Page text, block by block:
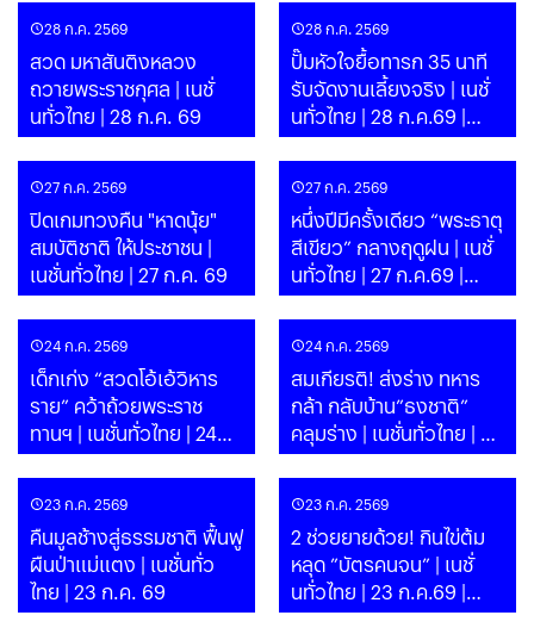
28 ก.ค. 2569
สวด มหาสันติงหลวง
ถวายพระราชกุศล | เนชั่
นทั่วไทย | 28 ก.ค. 69
28 ก.ค. 2569
ปั๊มหัวใจยื้อทารก 35 นาที
รับจัดงานเลี้ยงจริง | เนชั่
นทั่วไทย | 28 ก.ค.69 |
PART 1
27 ก.ค. 2569
ปิดเกมทวงคืน "หาดนุ้ย"
สมบัติชาติ ให้ประชาชน |
เนชั่นทั่วไทย | 27 ก.ค. 69
27 ก.ค. 2569
หนึ่งปีมีครั้งเดียว “พระธาตุ
สีเขียว” กลางฤดูฝน | เนชั่
นทั่วไทย | 27 ก.ค.69 |
PART 1
24 ก.ค. 2569
เด็กเก่ง “สวดโอ้เอ้วิหาร
ราย” คว้าถ้วยพระราช
ทานฯ | เนชั่นทั่วไทย | 24
ก.ค. 69
24 ก.ค. 2569
สมเกียรติ! ส่งร่าง ทหาร
กล้า กลับบ้าน”ธงชาติ”
คลุมร่าง | เนชั่นทั่วไทย | 24
ก.ค.69
23 ก.ค. 2569
คืนมูลช้างสู่ธรรมชาติ ฟื้นฟู
ผืนป่าแม่แตง | เนชั่นทั่ว
ไทย | 23 ก.ค. 69
23 ก.ค. 2569
2 ช่วยยายด้วย! กินไข่ต้ม
หลุด ”บัตรคนจน” | เนชั่
นทั่วไทย | 23 ก.ค.69 |
PART 1